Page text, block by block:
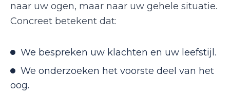
naar uw ogen, maar naar uw gehele situatie.
Concreet betekent dat:
We bespreken uw klachten en uw leefstijl.
We onderzoeken het voorste deel van het
oog.